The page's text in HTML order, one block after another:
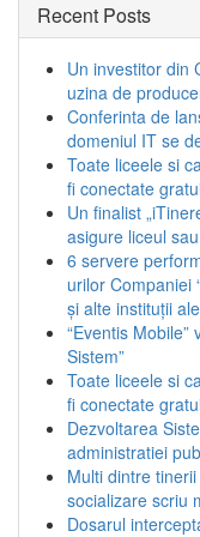
Recent Posts
Un investitor din
uzina de
Conferinta de
domeniul IT se
Toate liceele si
fi conectate
Un finalist
asigure liceul
6 servere
urilor Companiei
și alte instituții
“Eventis Mobile”
Sistem”
Toate liceele si
fi conectate
Dezvoltarea
administratiei
Multi dintre
socializare scriu
Dosarul